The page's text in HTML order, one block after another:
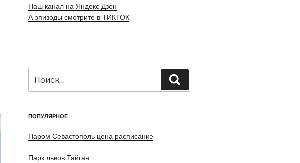
Наш канал на Яндекс Дзен
А эпизоды смотрите в ТИКТОК
ПОПУЛЯРНОЕ
Паром Севастополь цена расписание
Парк львов Тайган